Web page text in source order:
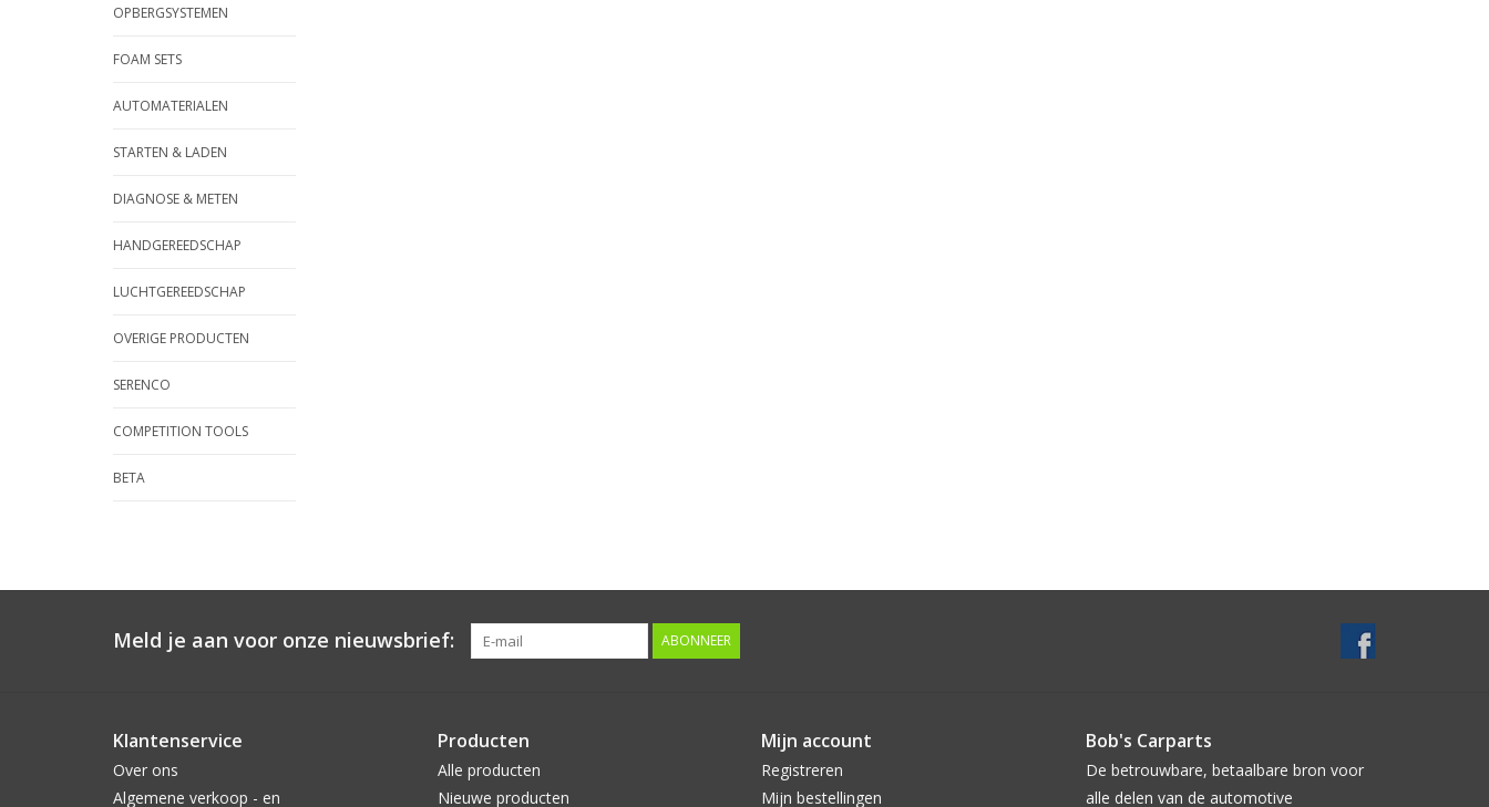
OPBERGSYSTEMEN
FOAM SETS
AUTOMATERIALEN
STARTEN & LADEN
DIAGNOSE & METEN
HANDGEREEDSCHAP
LUCHTGEREEDSCHAP
OVERIGE PRODUCTEN
SERENCO
COMPETITION TOOLS
BETA
Meld je aan voor onze nieuwsbrief: ABONNEER
Klantenservice
Over ons
Algemene verkoop - en
Producten
Alle producten
Nieuwe producten
Mijn account
Registreren
Mijn bestellingen
Bob's Carparts
De betrouwbare, betaalbare bron voor
alle delen van de automotive